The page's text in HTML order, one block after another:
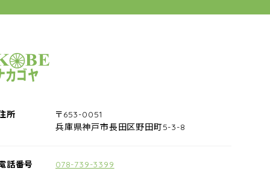
イクルショップナカゴヤ
所
〒653-0051
兵庫県神戸市長田区野田町5-3-8
話番号 078-739-3399